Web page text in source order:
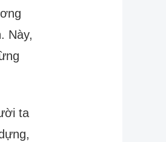
Này,
ta